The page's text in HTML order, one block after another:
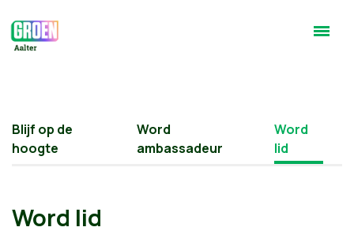
Blijf op de
hoogte
Word
ambassadeur
Word
lid
Word lid